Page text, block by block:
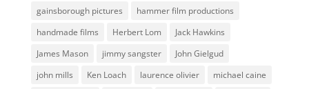
gainsborough pictures
hammer film productions
handmade films
Herbert Lom
Jack Hawkins
James Mason
jimmy sangster
John Gielgud
john mills
Ken Loach laurence olivier
michael caine